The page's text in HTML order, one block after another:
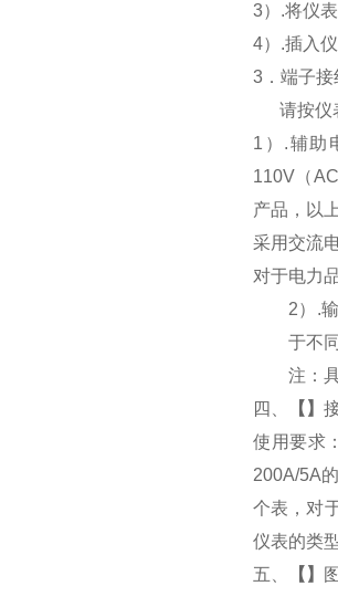
3）.将仪
4）.插入
3 ．端子
请按仪
1 ） .辅助
110V （
产品，以
采用交流
对于电力
2） .
于不
注：
四、
【 】
使用要求
200A/5A
个表，对
仪表的类
五、
【 】